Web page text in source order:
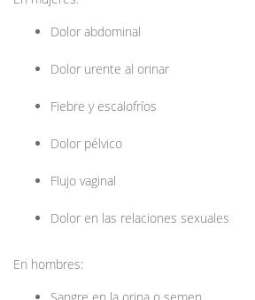
Dolor abdominal
Dolor urente al orinar
Fiebre y escalofríos
Dolor pélvico
Flujo vaginal
Dolor en las relaciones sexuales
En hombres: